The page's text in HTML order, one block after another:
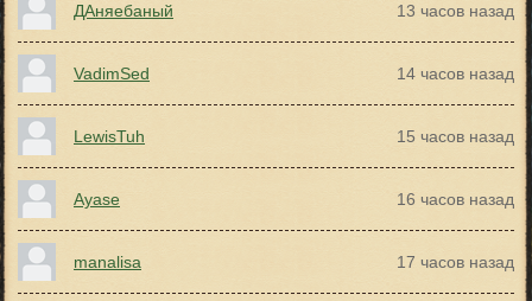
ДАняебаный 13 часов назад
VadimSed 14 часов назад
LewisTuh 15 часов назад
Ayase 16 часов назад
manalisa 17 часов назад